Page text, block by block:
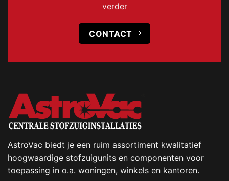
verder
CONTACT
AstroVac biedt je een ruim assortiment kwalitatief
hoogwaardige stofzuigunits en componenten voor
toepassing in o.a. woningen, winkels en kantoren.